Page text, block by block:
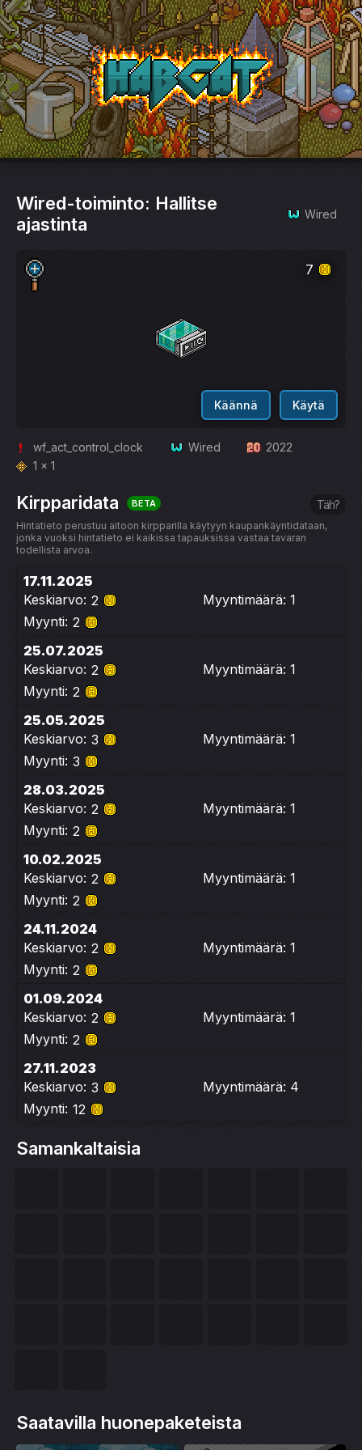
HabCat
Wired-toiminto: Hallitse
ajastinta
Wired
7
Käännä Käytä
wf_act_control_clock Wired
2022
1 x 1
Kirpparidata BETA Täh?
Hintatieto perustuu aitoon kirpparilla käytyyn kaupankäyntidataan,
jonka vuoksi hintatieto ei kaikissa tapauksissa vastaa tavaran
todellista arvoa.
17.11.2025
Keskiarvo: 2
Myyntimäärä: 1
Myynti: 2
25.07.2025
Keskiarvo: 2
Myyntimäärä: 1
Myynti: 2
25.05.2025
Keskiarvo: 3
Myyntimäärä: 1
Myynti: 3
28.03.2025
Keskiarvo: 2
Myyntimäärä: 1
Myynti: 2
10.02.2025
Keskiarvo: 2
Myyntimäärä: 1
Myynti: 2
24.11.2024
Keskiarvo: 2
Myyntimäärä: 1
Myynti: 2
01.09.2024
Keskiarvo: 2
Myyntimäärä: 1
Myynti: 2
27.11.2023
Keskiarvo: 3
Myyntimäärä: 4
Myynti: 12
Samankaltaisia
Saatavilla huonepaketeista